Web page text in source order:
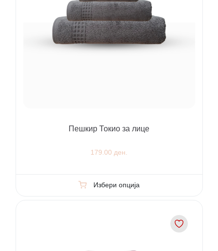
Пешкир Токио за лице
179.00 ден.
Избери опција